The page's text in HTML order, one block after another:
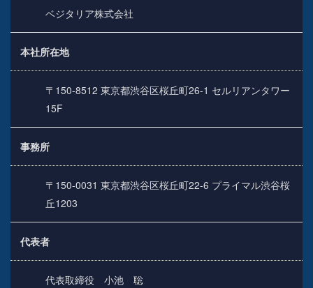
ベジタリア株式会社
本社所在地
〒150-8512 東京都渋谷区桜丘町26-1 セルリアンタワー
15F
事務所
〒150-0031 東京都渋谷区桜丘町22-6 プライマル渋谷桜
丘1203
代表者
代表取締役 小池 聡